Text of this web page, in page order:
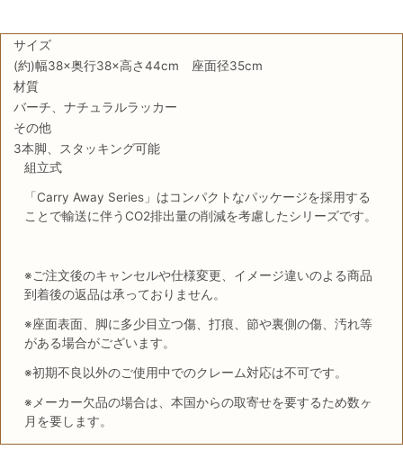
サイズ
(約)幅38×奥行38×高さ44cm 座面径35cm
材質
バーチ、ナチュラルラッカー
その他
3本脚、スタッキング可能
組立式
「Carry Away Series」はコンパクトなパッケージを採用する
ことで輸送に伴うCO2排出量の削減を考慮したシリーズです。
※ご注文後のキャンセルや仕様変更、イメージ違いのよる商品
到着後の返品は承っておりません。
※座面表面、脚に多少目立つ傷、打痕、節や裏側の傷、汚れ等
がある場合がございます。
※初期不良以外のご使用中でのクレーム対応は不可です。
※メーカー欠品の場合は、本国からの取寄せを要するため数ヶ
月を要します。